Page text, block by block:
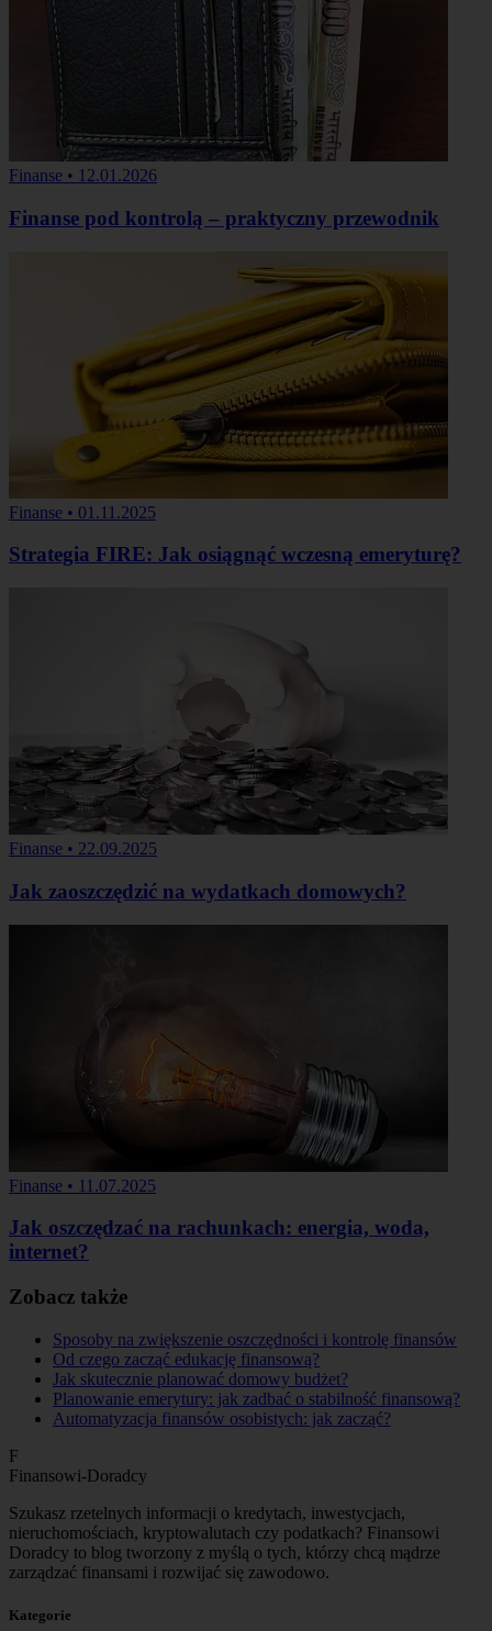
Finanse • 12.01.2026
Finanse pod kontrolą – praktyczny przewodnik
Finanse • 01.11.2025
Strategia FIRE: Jak osiągnąć wczesną emeryturę?
Finanse • 22.09.2025
Jak zaoszczędzić na wydatkach domowych?
Finanse • 11.07.2025
Jak oszczędzać na rachunkach: energia, woda,
internet?
Zobacz także
Sposoby na zwiększenie oszczędności i kontrolę finansów
Od czego zacząć edukację finansową?
Jak skutecznie planować domowy budżet?
Planowanie emerytury: jak zadbać o stabilność finansową?
Automatyzacja finansów osobistych: jak zacząć?
F
Finansowi-Doradcy
Szukasz rzetelnych informacji o kredytach, inwestycjach,
nieruchomościach, kryptowalutach czy podatkach? Finansowi
Doradcy to blog tworzony z myślą o tych, którzy chcą mądrze
zarządzać finansami i rozwijać się zawodowo.
Kategorie